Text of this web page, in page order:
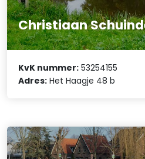
Christiaan
KvK nummer: 53254155
Adres: Het Haagje 48 b